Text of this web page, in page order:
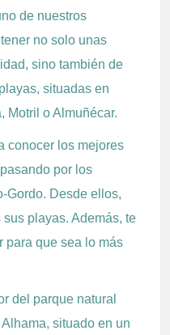
de nuestros
no solo unas
sino también de
situadas en
Motril o Almuñécar.
conocer los mejores
por los
Gordo. Desde ellos,
playas. Además, te
para que sea lo más
del parque natural
situado en un